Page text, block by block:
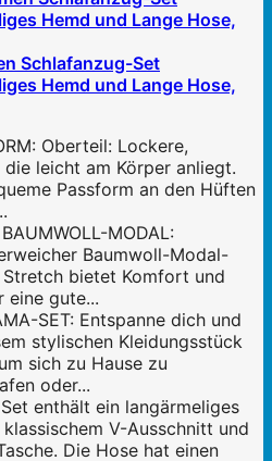
Schlafanzug-Set
Hemd und Lange Hose,
Oberteil: Lockere,
leicht am Körper anliegt.
Passform an den Hüften
MODAL:
Baumwoll-Modal-
bietet Komfort und
eine gute...
SET: Entspanne dich und
stylischen Kleidungsstück
sich zu Hause zu
oder...
Set enthält ein langärmeliges
V-Ausschnitt und
Die Hose hat einen